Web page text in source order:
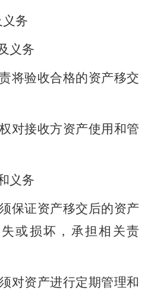
务
义务
将验收合格的资产移交
对接收方资产使用和管
义务
保证资产移交后的资产
或损坏，承担相关责
对资产进行定期管理和